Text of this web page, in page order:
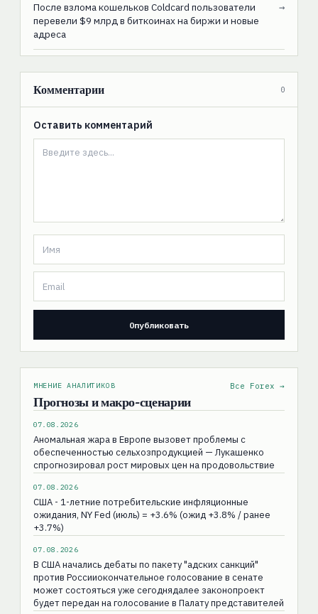
После взлома кошельков Coldcard пользователи
перевели $9 млрд в биткоинах на биржи и новые
адреса
→
Комментарии 0
Оставить комментарий
МНЕНИЕ АНАЛИТИКОВ
Прогнозы и макро-сценарии
Все Forex →
07.08.2026
Аномальная жара в Европе вызовет проблемы с
обеспеченностью сельхозпродукцией — Лукашенко
спрогнозировал рост мировых цен на продовольствие
07.08.2026
США - 1-летние потребительские инфляционные
ожидания, NY Fed (июль) = +3.6% (ожид +3.8% / ранее
+3.7%)
07.08.2026
В США начались дебаты по пакету "адских санкций"
против Россииокончательное голосование в сенате
может состояться уже сегоднядалее законопроект
будет передан на голосование в Палату представителей